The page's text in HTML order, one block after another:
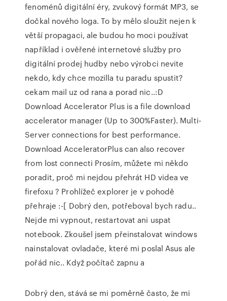
fenoménů digitální éry, zvukový formát MP3, se
dočkal nového loga. To by mělo sloužit nejen k
větší propagaci, ale budou ho moci používat
například i ověřené internetové služby pro
digitální prodej hudby nebo výrobci nevite
nekdo, kdy chce mozilla tu paradu spustit?
cekam mail uz od rana a porad nic..:D
Download Accelerator Plus is a file download
accelerator manager (Up to 300%Faster). Multi-
Server connections for best performance.
Download AcceleratorPlus can also recover
from lost connecti Prosím, můžete mi někdo
poradit, proč mi nejdou přehrát HD videa ve
firefoxu ? Prohlížeč explorer je v pohodě
přehraje :-[ Dobrý den, potřeboval bych radu..
Nejde mi vypnout, restartovat ani uspat
notebook. Zkoušel jsem přeinstalovat windows
nainstalovat ovladače, které mi poslal Asus ale
pořád nic.. Když počítač zapnu a
Dobrý den, stává se mi poměrně často, že mi